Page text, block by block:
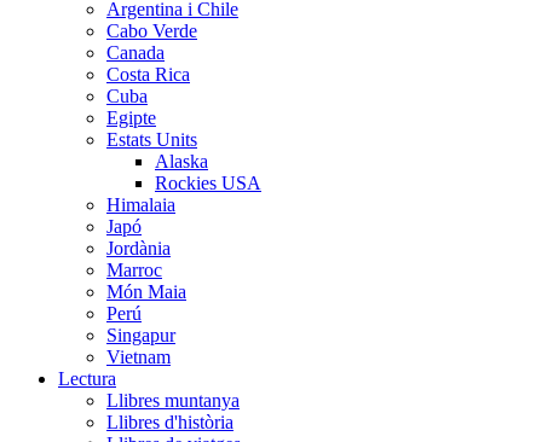
Argentina i Chile
Cabo Verde
Canada
Costa Rica
Cuba
Egipte
Estats Units
Alaska
Rockies USA
Himalaia
Japó
Jordània
Marroc
Món Maia
Perú
Singapur
Vietnam
Lectura
Llibres muntanya
Llibres d'història